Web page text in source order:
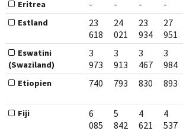
Eritrea - - - -
Estland
23
618
24
021
23
934
27
951
Eswatini
(Swaziland)
3
973
3
913
3
467
3
984
Etiopien 740 793 830 893
Fiji
6
085
5
842
4
621
4
537